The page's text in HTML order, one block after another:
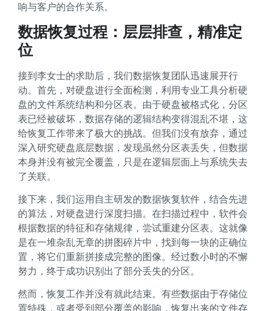
响与客户的合作关系。
数据恢复过程：层层排查，精准定
位
接到李女士的求助后，我们数据恢复团队迅速展开行
动。首先，对硬盘进行全面检测，利用专业工具分析硬
盘的文件系统结构和分区表。由于硬盘被格式化，分区
表已经被破坏，数据存储的逻辑结构变得混乱不堪，这
给恢复工作带来了极大的挑战。但我们没有放弃，通过
深入研究硬盘底层数据，发现虽然分区表丢失，但数据
本身并没有被完全覆盖，只是在逻辑层面上与系统失去
了关联。
接下来，我们运用自主研发的数据恢复软件，结合先进
的算法，对硬盘进行深度扫描。在扫描过程中，软件会
根据数据的特征和存储规律，尝试重建分区表。这就像
是在一堆杂乱无章的拼图碎片中，找到每一块的正确位
置，将它们重新拼接成完整的图像。经过数小时的不懈
努力，终于成功识别出了部分丢失的分区。
然而，恢复工作并没有就此结束。有些数据由于存储位
置特殊，或者受到部分覆盖的影响，恢复出来的文件存